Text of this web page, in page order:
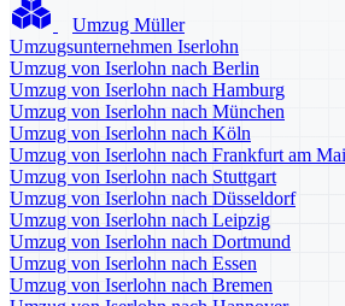
Umzug Müller
Umzugsunternehmen Iserlohn
Umzug von Iserlohn nach Berlin
Umzug von Iserlohn nach Hamburg
Umzug von Iserlohn nach München
Umzug von Iserlohn nach Köln
Umzug von Iserlohn nach Frankfurt am
Umzug von Iserlohn nach Stuttgart
Umzug von Iserlohn nach Düsseldorf
Umzug von Iserlohn nach Leipzig
Umzug von Iserlohn nach Dortmund
Umzug von Iserlohn nach Essen
Umzug von Iserlohn nach Bremen